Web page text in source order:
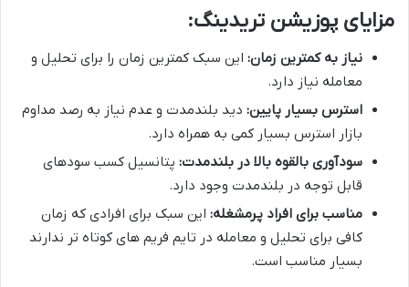
مزایای پوزیشن تریدینگ:
نیاز به کمترین زمان: این سبک کمترین زمان را برای تحلیل و
معامله نیاز دارد.
استرس بسیار پایین: دید بلندمدت و عدم نیاز به رصد مداوم
بازار استرس بسیار کمی به همراه دارد.
سودآوری بالقوه بالا در بلندمدت: پتانسیل کسب سودهای
قابل توجه در بلندمدت وجود دارد.
مناسب برای افراد پرمشغله: این سبک برای افرادی که زمان
کافی برای تحلیل و معامله در تایم فریم های کوتاه تر ندارند
بسیار مناسب است.